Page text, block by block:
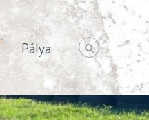
Pálya